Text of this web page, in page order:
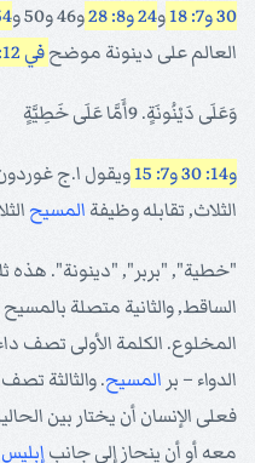
30و7: 18 و24 و8: 28 و46 و50 و 54
العالم على دينونة موضحفي 12: 31
وَعَلَى دَيْنُونَةٍ. 9أَمَّا عَلَى خَطِيَّةٍ
و14: 30 و7: 15
ويقول ا.ج
الثلاث, تقابله وظيفة المسيح
"خطية", "بربر", "دينونة". هذه
الساقط, والثانية متصلة بالمسيح
المخلوع. الكلمة الأولى تصف
الدواء – بر المسيح. والثالثة
فعلى الإنسان أن يختار بين
معه أو أن ينحاز إلى جانبإبليس